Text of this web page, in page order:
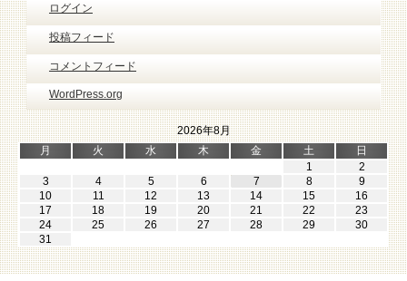
ログイン
投稿フィード
コメントフィード
WordPress.org
2026年8月
月
火 水 木 金 土
日
1
2
3
4 5 6 7 8
9
10
11 12 13 14 15
16
17
18 19 20 21 22
23
24
25 26 27 28 29
30
31